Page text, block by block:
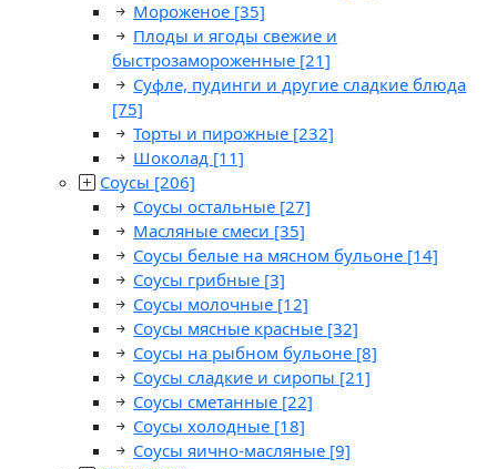
Мороженое [35]
Плоды и ягоды свежие и
быстрозамороженные [21]
Суфле, пудинги и другие сладкие блюда
[75]
Торты и пирожные [232]
Шоколад [11]
Соусы [206]
Соусы остальные [27]
Масляные смеси [35]
Соусы белые на мясном бульоне [14]
Соусы грибные [3]
Соусы молочные [12]
Соусы мясные красные [32]
Соусы на рыбном бульоне [8]
Соусы сладкие и сиропы [21]
Соусы сметанные [22]
Соусы холодные [18]
Соусы яично-масляные [9]